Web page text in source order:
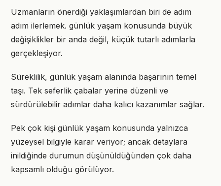
Uzmanların önerdiği yaklaşımlardan biri de adım
adım ilerlemek. günlük yaşam konusunda büyük
değişiklikler bir anda değil, küçük tutarlı adımlarla
gerçekleşiyor.
Süreklilik, günlük yaşam alanında başarının temel
taşı. Tek seferlik çabalar yerine düzenli ve
sürdürülebilir adımlar daha kalıcı kazanımlar sağlar.
Pek çok kişi günlük yaşam konusunda yalnızca
yüzeysel bilgiyle karar veriyor; ancak detaylara
inildiğinde durumun düşünüldüğünden çok daha
kapsamlı olduğu görülüyor.